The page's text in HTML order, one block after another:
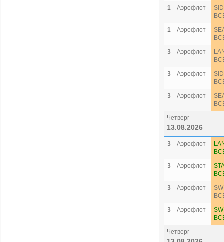
1
Аэрофлот
1
Аэрофлот
3
Аэрофлот
3
Аэрофлот
3
Аэрофлот
Четверг
13.08.2026
3 Аэрофлот
3
Аэрофлот
3
Аэрофлот
3
Аэрофлот
Четверг